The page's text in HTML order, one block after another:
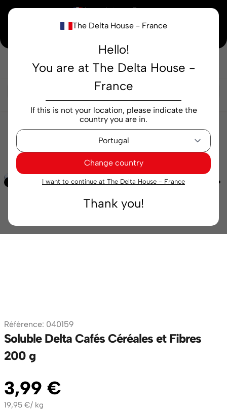
The Delta House - France
Hello!
You are at The Delta House -
France
If this is not your location, please indicate the
country you are in.
Change country
I want to continue at The Delta House - France
Thank you!
× Vous achetez en France
Notre nouvelle maison peaufine encore ses derniers détails. Merci de votre
Cafés Céréales et mélanges
Soluble Delta
Cafés Céréales et Fibres 200 g
Référence: 040159
Soluble Delta Cafés Céréales et Fibres
200 g
3,99 €
19,95 €/ kg